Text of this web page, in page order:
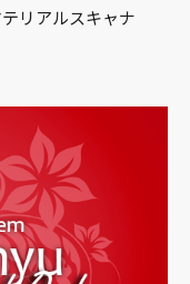
リアルスキャナ